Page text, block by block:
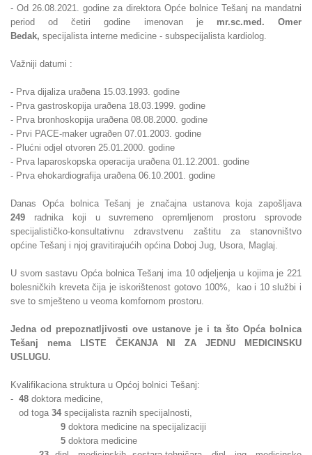
- Od 26.08.2021. godine za direktora Opće bolnice Tešanj na mandatni
period od četiri godine imenovan je mr.sc.med. Omer
Bedak, specijalista interne medicine - subspecijalista kardiolog.
Važniji datumi :
- Prva dijaliza uraðena 15.03.1993. godine
- Prva gastroskopija uraðena 18.03.1999. godine
- Prva bronhoskopija uraðena 08.08.2000. godine
- Prvi PACE-maker ugraðen 07.01.2003. godine
- Plućni odjel otvoren 25.01.2000. godine
- Prva laparoskopska operacija uraðena 01.12.2001. godine
- Prva ehokardiografija uraðena 06.10.2001. godine
Danas Opća bolnica Tešanj je značajna ustanova koja zapošljava
249 radnika koji u suvremeno opremljenom prostoru sprovode
specijalističko-konsultativnu zdravstvenu zaštitu za stanovništvo
općine Tešanj i njoj gravitirajućih općina Doboj Jug, Usora, Maglaj.
U svom sastavu Opća bolnica Tešanj ima 10 odjeljenja u kojima je 221
bolesničkih kreveta čija je iskorištenost gotovo 100%, kao i 10 službi i
sve to smješteno u veoma komfornom prostoru.
Jedna od prepoznatljivosti ove ustanove je i ta što Opća bolnica
Tešanj nema LISTE ČEKANJA NI ZA JEDNU MEDICINSKU
USLUGU.
Kvalifikaciona struktura u Općoj bolnici Tešanj:
- 48 doktora medicine,
od toga 34 specijalista raznih specijalnosti,
9 doktora medicine na specijalizaciji
5 doktora medicine